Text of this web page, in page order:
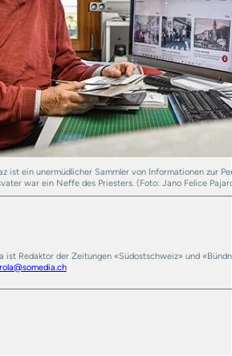
ist ein unermüdlicher Sammler von Informationen zur
war ein Neffe des Priesters. (Foto: Jano Felice
ist Redaktor der Zeitungen «Südostschweiz» und